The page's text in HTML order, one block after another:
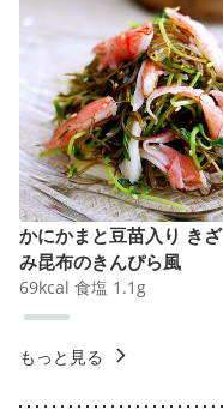
かにかまと豆苗入り きざ
み昆布のきんぴら風
69kcal 食塩 1.1 g
もっと見る